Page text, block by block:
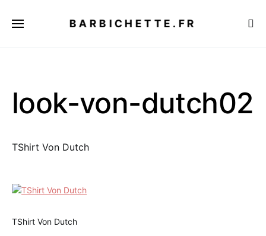
BARBICHETTE.FR
look-von-dutch02
TShirt Von Dutch
TShirt Von Dutch